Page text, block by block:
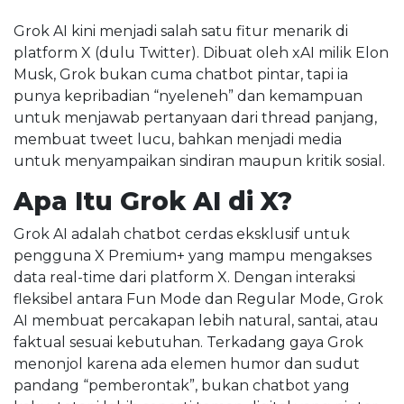
Grok AI kini menjadi salah satu fitur menarik di
platform X (dulu Twitter). Dibuat oleh xAI milik Elon
Musk, Grok bukan cuma chatbot pintar, tapi ia
punya kepribadian “nyeleneh” dan kemampuan
untuk menjawab pertanyaan dari thread panjang,
membuat tweet lucu, bahkan menjadi media
untuk menyampaikan sindiran maupun kritik sosial.
Apa Itu Grok AI di X?
Grok AI adalah chatbot cerdas eksklusif untuk
pengguna X Premium+ yang mampu mengakses
data real-time dari platform X. Dengan interaksi
fleksibel antara Fun Mode dan Regular Mode, Grok
AI membuat percakapan lebih natural, santai, atau
faktual sesuai kebutuhan. Terkadang gaya Grok
menonjol karena ada elemen humor dan sudut
pandang “pemberontak”, bukan chatbot yang